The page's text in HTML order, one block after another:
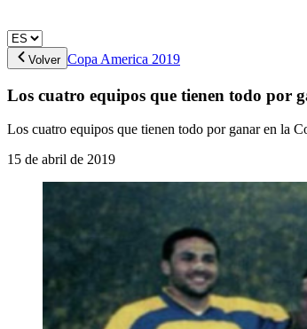
Volver Copa America 2019
Los cuatro equipos que tienen todo por
Los cuatro equipos que tienen todo por ganar en la
15 de abril de 2019